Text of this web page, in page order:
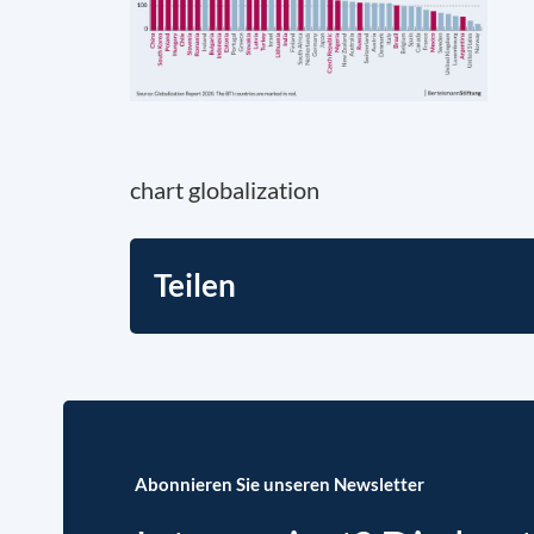
chart globalization
Teilen
Abonnieren Sie unseren Newsletter